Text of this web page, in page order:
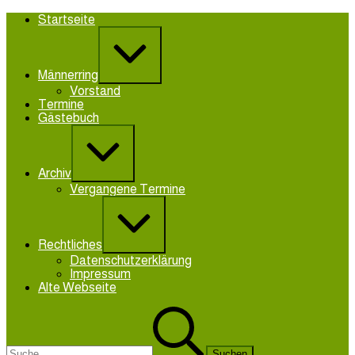
Zum
Startseite
Männerring
Vorstand
Termine
Gästebuch
Archiv
Vergangene Termine
Rechtliches
Datenschutzerklärung
Impressum
Alte Webseite